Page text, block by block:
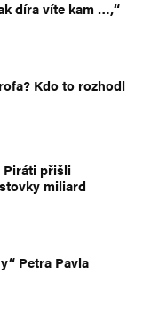
díra víte kam …,“
Kdo to rozhodl
Piráti přišli
miliard
Petra Pavla